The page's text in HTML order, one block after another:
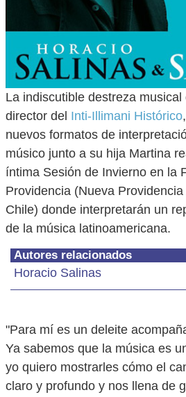
La indiscutible destreza musical
director del Inti-Illimani Histórico
nuevos formatos de
músico junto a su hija Martina
íntima Sesión de Invierno en la
Providencia (Nueva
Chile) donde interpretarán un
de la música latinoamericana.
Autores relacionados
Horacio Salinas
"Para mí es un deleite
Ya sabemos que la música es
yo quiero mostrarles cómo el
claro y profundo y nos llena de